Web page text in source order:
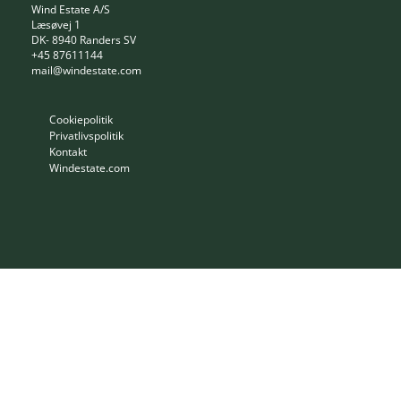
Wind Estate A/S
Læsøvej 1
DK- 8940 Randers SV
+45 87611144
mail@windestate.com
Cookiepolitik
Privatlivspolitik
Kontakt
Windestate.com